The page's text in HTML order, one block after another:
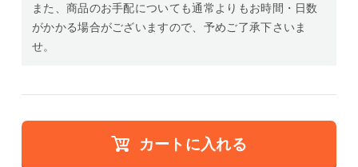
また、商品のお手配についても通常よりもお時間・日数
がかかる場合がございますので、予めご了承下さいま
せ。
カートに入れる